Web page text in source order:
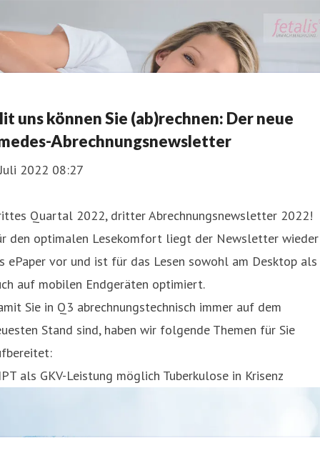
uns können Sie (ab)rechnen: Der neue
Abrechnungsnewsletter
2022 08:27
Quartal 2022, dritter Abrechnungsnewsletter 2022!
den optimalen Lesekomfort liegt der Newsletter wieder
ePaper vor und ist für das Lesen sowohl am Desktop als
auf mobilen Endgeräten optimiert.
Sie in Q3 abrechnungstechnisch immer auf dem
Stand sind, haben wir folgende Themen für Sie
als GKV-Leistung möglich Tuberkulose in Krisenz